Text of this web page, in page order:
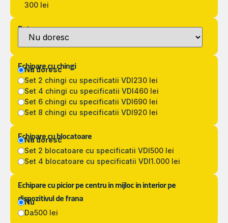
300 lei
Detarare
Echipare cu chingi
Nu doresc
Set 2 chingi cu specificatii VDI230 lei
Set 4 chingi cu specificatii VDI460 lei
Set 6 chingi cu specificatii VDI690 lei
Set 8 chingi cu specificatii VDI920 lei
Echipare cu blocatoare
Nu doresc
Set 2 blocatoare cu specificatii VDI500 lei
Set 4 blocatoare cu specificatii VDI1.000 lei
Echipare cu picior pe centru in mijloc in interior pe
dispozitivul de frana
Nu
Da500 lei